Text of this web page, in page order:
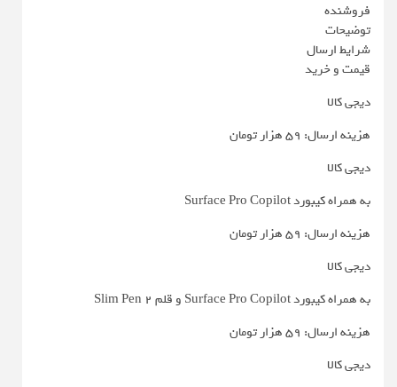
فروشنده
توضیحات
شرایط ارسال
قیمت و خرید
دیجی کالا
هزینه ارسال: 59 هزار تومان
دیجی کالا
به همراه کیبورد Surface Pro Copilot
هزینه ارسال: 59 هزار تومان
دیجی کالا
به همراه کیبورد Surface Pro Copilot و قلم Slim Pen 2
هزینه ارسال: 59 هزار تومان
دیجی کالا